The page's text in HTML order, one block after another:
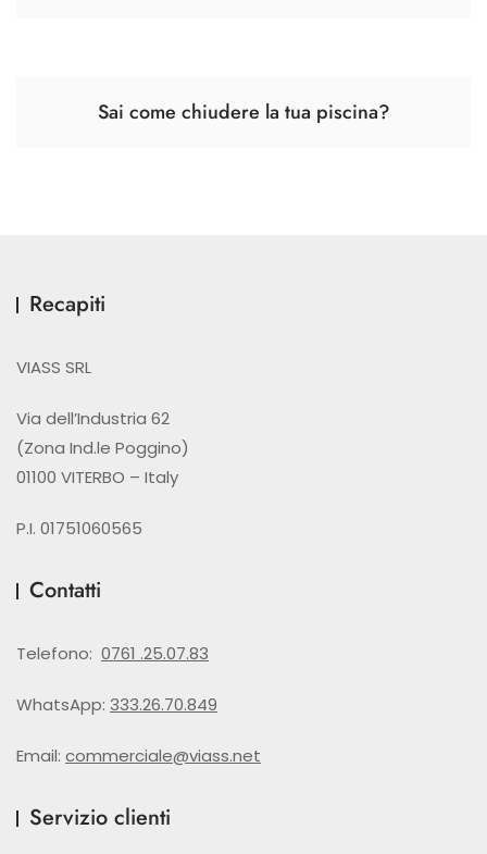
Sai come chiudere la tua piscina?
Recapiti
VIASS SRL
Via dell’Industria 62
(Zona Ind.le Poggino)
01100 VITERBO – Italy
P.I. 01751060565
Contatti
Telefono: 0761 .25.07.83
WhatsApp: 333.26.70.849
Email: commerciale@viass.net
Servizio clienti